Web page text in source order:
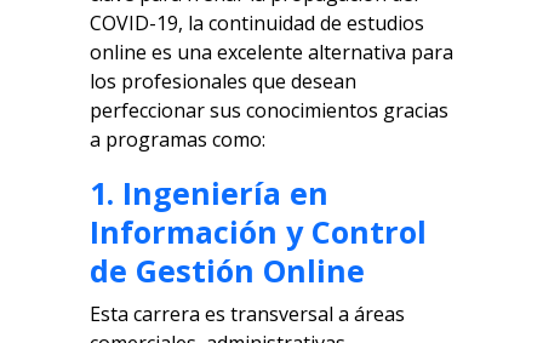
COVID-19, la continuidad de estudios
online es una excelente alternativa para
los profesionales que desean
perfeccionar sus conocimientos gracias
a programas como:
1. Ingeniería en
Información y Control
de Gestión Online
Esta carrera es transversal a áreas